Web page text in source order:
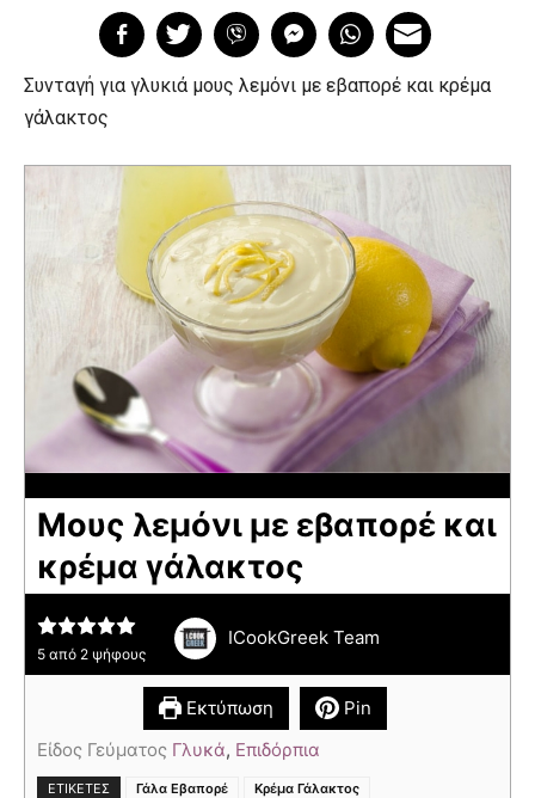
Συνταγή για γλυκιά μους λεμόνι με εβαπορέ και κρέμα
γάλακτος
Μους λεμόνι με εβαπορέ και
κρέμα γάλακτος
5 από 2 ψήφους
ICookGreek Team
Εκτύπωση
Pin
Είδος Γεύματος Γλυκά, Επιδόρπια
ΕΤΙΚΈΤΕΣ Γάλα Εβαπορέ Κρέμα Γάλακτος